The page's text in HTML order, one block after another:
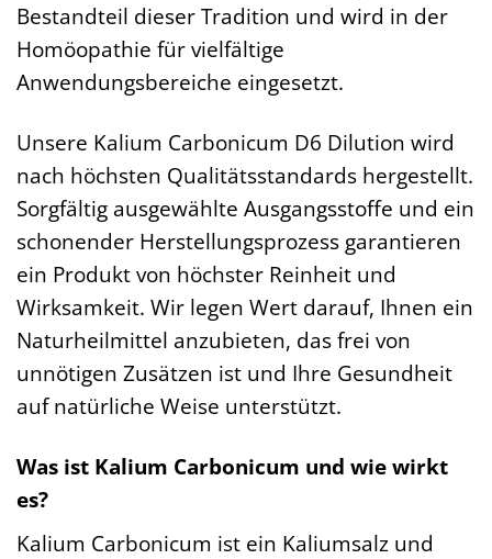
Bestandteil dieser Tradition und wird in der
Homöopathie für vielfältige
Anwendungsbereiche eingesetzt.
Unsere Kalium Carbonicum D6 Dilution wird
nach höchsten Qualitätsstandards hergestellt.
Sorgfältig ausgewählte Ausgangsstoffe und ein
schonender Herstellungsprozess garantieren
ein Produkt von höchster Reinheit und
Wirksamkeit. Wir legen Wert darauf, Ihnen ein
Naturheilmittel anzubieten, das frei von
unnötigen Zusätzen ist und Ihre Gesundheit
auf natürliche Weise unterstützt.
Was ist Kalium Carbonicum und wie wirkt
es?
Kalium Carbonicum ist ein Kaliumsalz und